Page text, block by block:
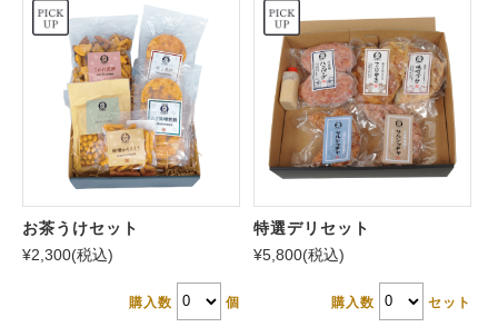
お茶うけセット
¥2,300(税込)
購入数 個
特選デリセット
¥5,800(税込)
購入数 セット